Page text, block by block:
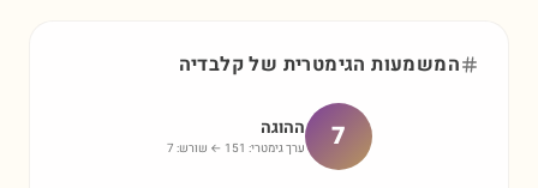
המשמעות הגימטרית שלקלבדיה
7 ההוגה
ערך גימטרי: 151 ← שורש: 7